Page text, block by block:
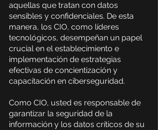
aquellas que tratan con datos
sensibles y confidenciales. De esta
manera, los CIO, como líderes
tecnológicos, desempeñan un papel
crucial en el establecimiento e
implementación de estrategias
efectivas de concientización y
capacitación en ciberseguridad.
Como CIO, usted es responsable de
garantizar la seguridad de la
información y los datos críticos de su